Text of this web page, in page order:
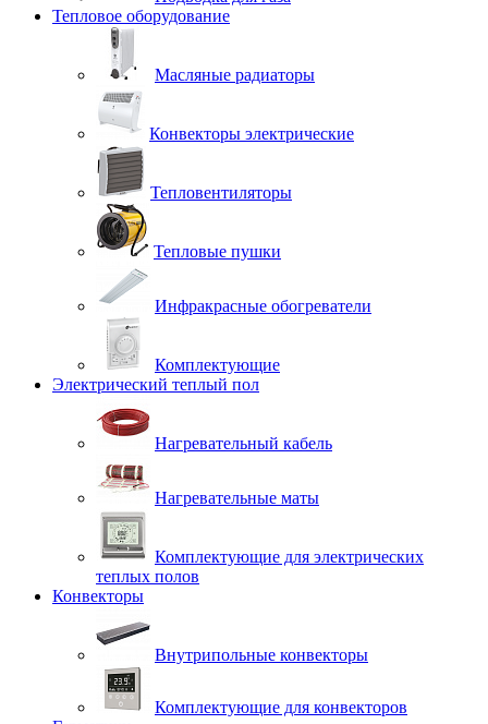
Тепловое оборудование
Масляные радиаторы
Конвекторы электрические
Тепловентиляторы
Тепловые пушки
Инфракрасные обогреватели
Комплектующие
Электрический теплый пол
Нагревательный кабель
Нагревательные маты
Комплектующие для электрических
теплых полов
Конвекторы
Внутрипольные конвекторы
Комплектующие для конвекторов